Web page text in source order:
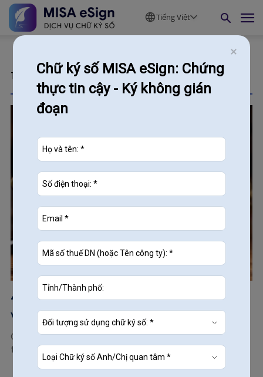
Tiếng Việt
Tags Thông tư 41
4 lưu ý về quy định sử dụng chữ ký số cho
văn bản...
Các quy định về sử dụng chữ ký số cho văn bản điện tử
trong cơ quan nhà nước được ban hành chi tiết...
Chữ ký số MISA eSign: Chứng
thực tin cậy - Ký không gián
đoạn